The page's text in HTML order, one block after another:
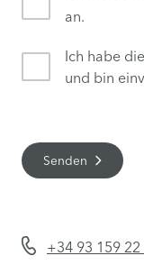
an.
Ich habe die
und bin
Senden
+34 93 159 22